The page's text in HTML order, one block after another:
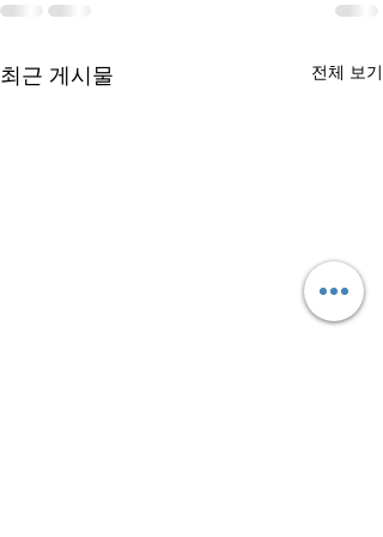
최근 게시물 전체 보기